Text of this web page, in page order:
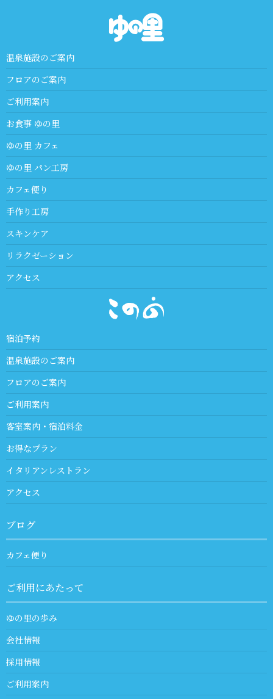
温泉施設のご案内
フロアのご案内
ご利用案内
お食事 ゆの里
ゆの里 カフェ
ゆの里 パン工房
カフェ便り
手作り工房
スキンケア
リラクゼーション
アクセス
宿泊予約
温泉施設のご案内
フロアのご案内
ご利用案内
客室案内・宿泊料金
お得なプラン
イタリアンレストラン
アクセス
ブログ
カフェ便り
ご利用にあたって
ゆの里の歩み
会社情報
採用情報
ご利用案内